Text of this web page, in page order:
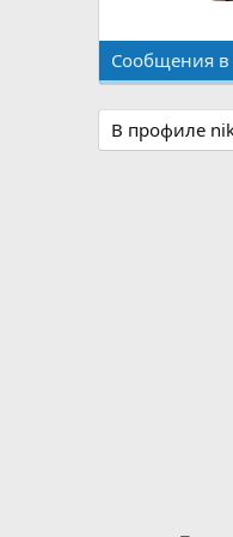
Сообщения
В профиле